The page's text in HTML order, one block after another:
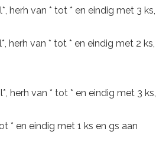
herh van * tot * en eindig met 3 ks,
herh van * tot * en eindig met 2 ks,
herh van * tot * en eindig met 3 ks,
* en eindig met 1 ks en gs aan